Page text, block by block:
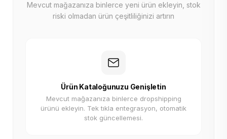
Mevcut mağazanıza binlerce yeni ürün ekleyin, stok
riski olmadan ürün çeşitliliğinizi artırın
Ürün Kataloğunuzu Genişletin
Mevcut mağazanıza binlerce dropshipping
ürünü ekleyin. Tek tıkla entegrasyon, otomatik
stok güncellemesi.